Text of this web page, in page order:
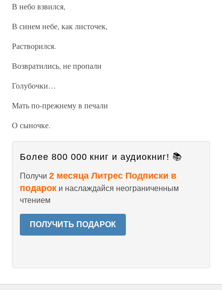
В небо взвился,
В синем небе, как листочек,
Растворился.
Возвратились, не пропали
Голубочки…
Мать по-прежнему в печали
О сыночке.
Более 800 000 книг и аудиокниг! 📚
Получи 2 месяца Литрес Подписки в
подарок и наслаждайся неограниченным
чтением
ПОЛУЧИТЬ ПОДАРОК